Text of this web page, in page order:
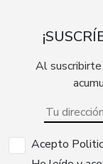
Al
Acepto